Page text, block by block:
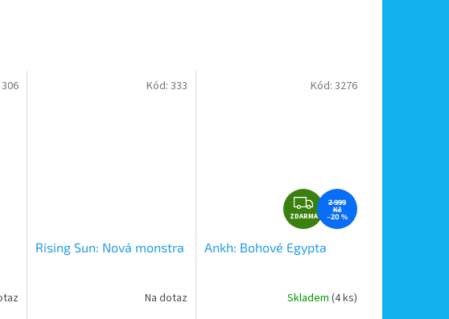
306
Rising Sun: Nová monstra
Na dotaz
Kód:333
Z
D
A
A
ZDARMA
2 999
Kč
–20 %
Ankh: Bohové Egypta
Skladem (4 ks)
Kód: 3276